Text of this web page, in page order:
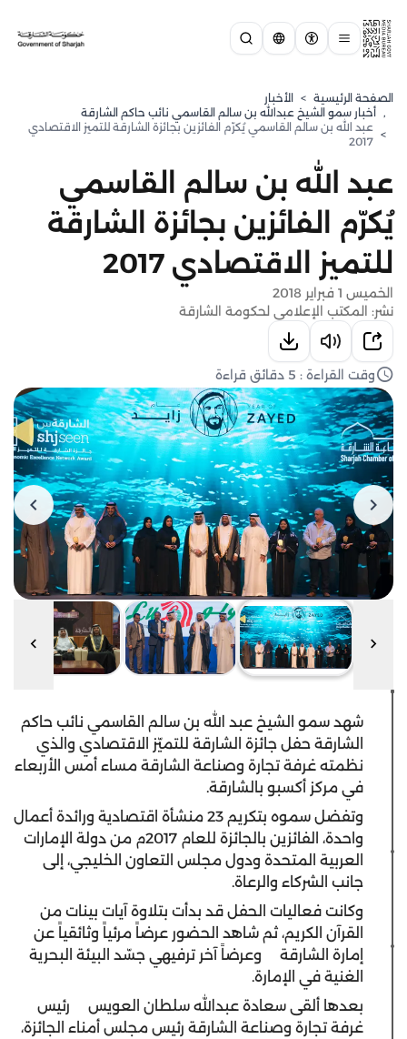
الصفحة الرئيسية > الأخبار
, ⁠أخبار سمو الشيخ عبدالله بن سالم القاسمي نائب حاكم الشارقة
>
عبد الله بن سالم القاسمي يُكرّم الفائزين بجائزة الشارقة للتميز الاقتصادي
2017
عبد الله بن سالم القاسمي
يُكرّم الفائزين بجائزة الشارقة
للتميز الاقتصادي 2017
الخميس 1 فبراير 2018
نشر: المكتب الإعلامي لحكومة الشارقة
وقت القراءة : 5 دقائق قراءة
شهد سمو الشيخ عبد الله بن سالم القاسمي نائب حاكم
الشارقة حفل جائزة الشارقة للتميّز الاقتصادي والذي
نظمته غرفة تجارة وصناعة الشارقة مساء أمس الأربعاء
في مركز أكسبو بالشارقة.
وتفضل سموه بتكريم 23 منشأة اقتصادية ورائدة أعمال
واحدة، الفائزين بالجائزة للعام 2017م من دولة الإمارات
العربية المتحدة ودول مجلس التعاون الخليجي، إلى
جانب الشركاء والرعاة.
وكانت فعاليات الحفل قد بدأت بتلاوة آيات بينات من
القرآن الكريم، ثم شاهد الحضور عرضاً مرئياً وثائقياً عن
إمارة الشارقة
وعرضاً آخر ترفيهي جسّد البيئة البحرية
الغنية في الإمارة.
بعدها ألقى سعادة عبدالله سلطان العويس
رئيس
غرفة تجارة وصناعة الشارقة رئيس مجلس أمناء الجائزة،